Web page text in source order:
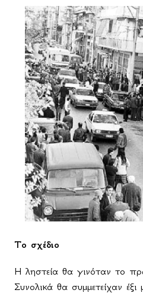
Το σχέδιο
Η ληστεία θα γινόταν το
Συνολικά θα συμμετείχαν